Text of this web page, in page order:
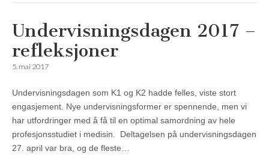
Undervisningsdagen 2017 –
refleksjoner
5. mai 2017
Undervisningsdagen som K1 og K2 hadde felles, viste stort
engasjement. Nye undervisningsformer er spennende, men vi
har utfordringer med å få til en optimal samordning av hele
profesjonsstudiet i medisin. Deltagelsen på undervisningsdagen
27. april var bra, og de fleste…